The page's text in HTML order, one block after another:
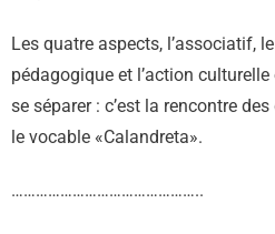
Les quatre aspects, l’associatif,
pédagogique et l’action
se séparer : c’est la rencontre
le vocable «Calandreta».
………………………………………..